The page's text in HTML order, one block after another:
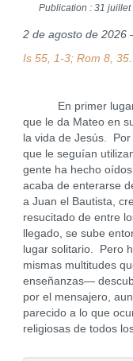
Publication : 31 juillet
2 de agosto de 2026
Is 55, 1-3; Rom 8,
En primer lugar,
que le da Mateo en
la vida de Jesús.
que le seguían
gente ha hecho
acaba de enterarse
a Juan el Bautista,
resucitado de entre
llegado, se sube
lugar solitario. Pero
mismas multitudes
enseñanzas—
por el mensajero,
parecido a lo que
religiosas de todos